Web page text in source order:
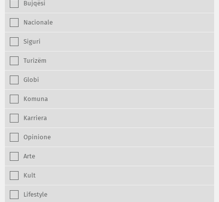
Bujqësi
Nacionale
Siguri
Turizëm
Globi
Komuna
Karriera
Opinione
Arte
Kult
Lifestyle